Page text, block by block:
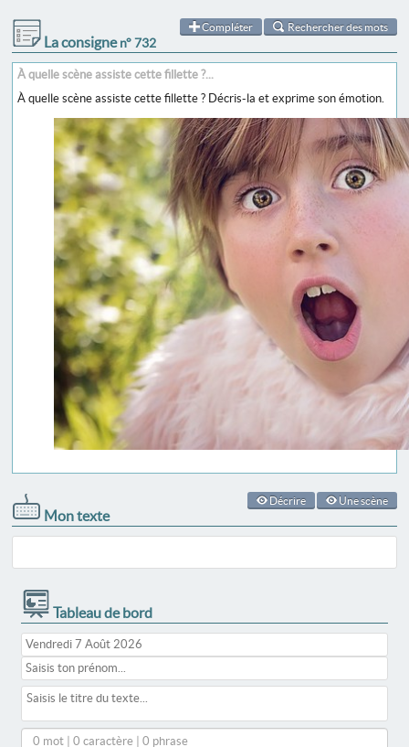
Compléter Rechercher des mots
La consignen° 732
À quelle scène assiste cette fillette ?...
À quelle scène assiste cette fillette ? Décris-la et exprime son émotion.
Décrire Une scène
Mon texte
Tableau de bord
0 mot | 0 caractère | 0 phrase